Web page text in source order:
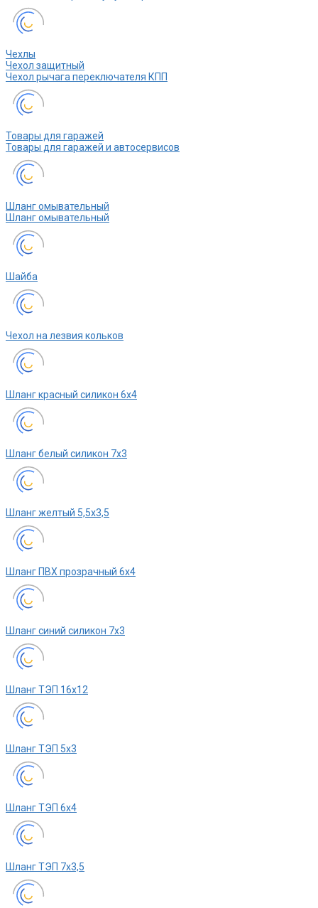
Чехлы
Чехол защитный
Чехол рычага переключателя КПП
Товары для гаражей
Товары для гаражей и автосервисов
Шланг омывательный
Шланг омывательный
Шайба
Чехол на лезвия кольков
Шланг красный силикон 6х4
Шланг белый силикон 7х3
Шланг желтый 5,5х3,5
Шланг ПВХ прозрачный 6х4
Шланг синий силикон 7х3
Шланг ТЭП 16х12
Шланг ТЭП 5х3
Шланг ТЭП 6х4
Шланг ТЭП 7х3,5